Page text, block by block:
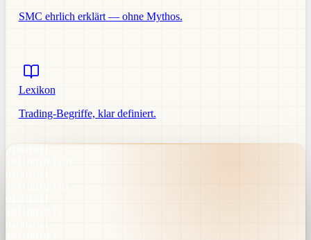
SMC ehrlich erklärt — ohne Mythos.
Lexikon
Trading-Begriffe, klar definiert.
01001011